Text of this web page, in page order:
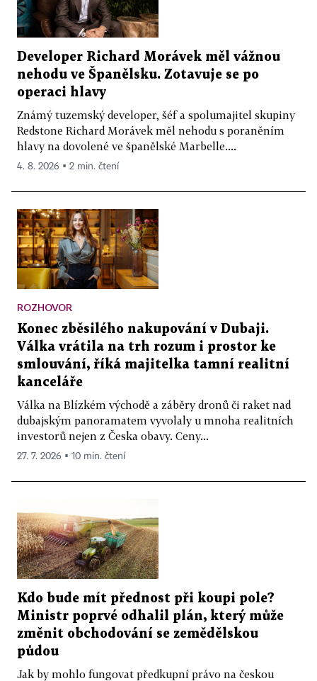
Developer Richard Morávek měl vážnou
nehodu ve Španělsku. Zotavuje se po
operaci hlavy
Známý tuzemský developer, šéf a spolumajitel skupiny
Redstone Richard Morávek měl nehodu s poraněním
hlavy na dovolené ve španělské Marbelle....
4. 8. 2026 ▪ 2 min. čtení
ROZHOVOR
Konec zběsilého nakupování v Dubaji.
Válka vrátila na trh rozum i prostor ke
smlouvání, říká majitelka tamní realitní
kanceláře
Válka na Blízkém východě a záběry dronů či raket nad
dubajským panoramatem vyvolaly u mnoha realitních
investorů nejen z Česka obavy. Ceny...
27. 7. 2026 ▪ 10 min. čtení
Kdo bude mít přednost při koupi pole?
Ministr poprvé odhalil plán, který může
změnit obchodování se zemědělskou
půdou
Jak by mohlo fungovat předkupní právo na českou